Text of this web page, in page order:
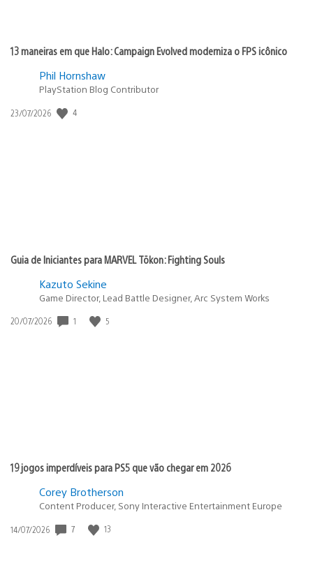
13 maneiras em que Halo: Campaign Evolved moderniza o FPS icônico
Phil Hornshaw
PlayStation Blog Contributor
Data
23/07/2026 4
Guia de Iniciantes para MARVEL Tōkon: Fighting Souls
Kazuto Sekine
Game Director, Lead Battle Designer, Arc System Works
Data
20/07/2026 1 5
19 jogos imperdíveis para PS5 que vão chegar em 2026
Corey Brotherson
Content Producer, Sony Interactive Entertainment Europe
Data
14/07/2026 7 13